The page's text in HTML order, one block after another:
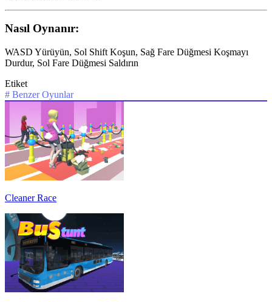
Nasıl Oynanır:
WASD Yürüyün, Sol Shift Koşun, Sağ Fare Düğmesi Koşmayı
Durdur, Sol Fare Düğmesi Saldırın
Etiket
# Benzer Oyunlar
Cleaner Race